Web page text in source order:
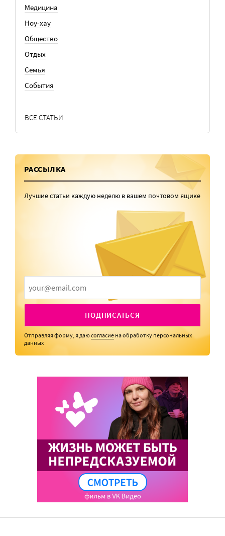
Медицина
Ноу-хау
Общество
Отдых
Семья
События
ВСЕ СТАТЬИ
РАССЫЛКА
Лучшие статьи каждую неделю в вашем почтовом ящике
ПОДПИСАТЬСЯ
Отправляя форму, я даюсогласие на обработку персональных
данных